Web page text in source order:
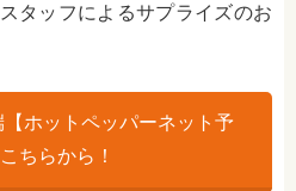
タッフによるサプライズのお
【ホットペッパーネット予
ちらから！